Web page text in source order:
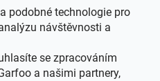
podobné technologie pro
návštěvnosti a
se zpracováním
a našimi partnery,